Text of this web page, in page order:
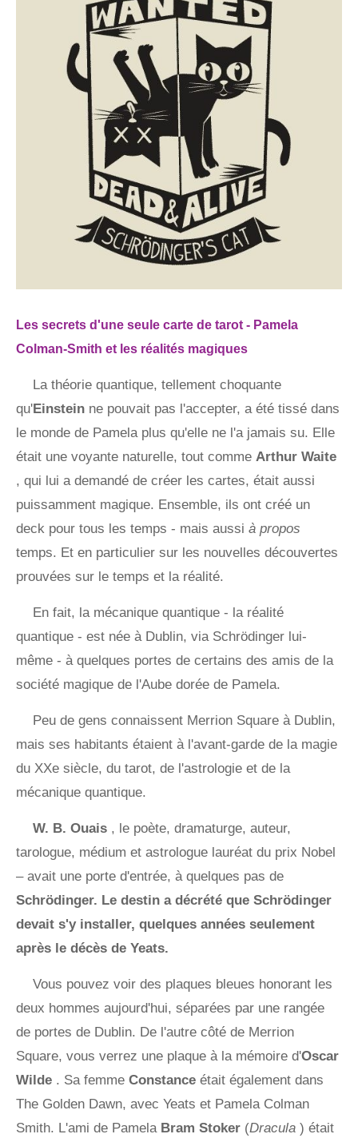
Les secrets d'une seule carte de tarot - Pamela
Colman-Smith et les réalités magiques
La théorie quantique, tellement choquante
qu'Einstein ne pouvait pas l'accepter, a été tissé dans
le monde de Pamela plus qu'elle ne l'a jamais su. Elle
était une voyante naturelle, tout comme Arthur Waite
, qui lui a demandé de créer les cartes, était aussi
puissamment magique. Ensemble, ils ont créé un
deck pour tous les temps - mais aussi à propos
temps. Et en particulier sur les nouvelles découvertes
prouvées sur le temps et la réalité.
En fait, la mécanique quantique - la réalité
quantique - est née à Dublin, via Schrödinger lui-
même - à quelques portes de certains des amis de la
société magique de l'Aube dorée de Pamela.
Peu de gens connaissent Merrion Square à Dublin,
mais ses habitants étaient à l'avant-garde de la magie
du XXe siècle, du tarot, de l'astrologie et de la
mécanique quantique.
W. B. Ouais , le poète, dramaturge, auteur,
tarologue, médium et astrologue lauréat du prix Nobel
– avait une porte d'entrée, à quelques pas de
Schrödinger. Le destin a décrété que Schrödinger
devait s'y installer, quelques années seulement
après le décès de Yeats.
Vous pouvez voir des plaques bleues honorant les
deux hommes aujourd'hui, séparées par une rangée
de portes de Dublin. De l'autre côté de Merrion
Square, vous verrez une plaque à la mémoire d'Oscar
Wilde . Sa femme Constance était également dans
The Golden Dawn, avec Yeats et Pamela Colman
Smith. L'ami de Pamela Bram Stoker (Dracula ) était